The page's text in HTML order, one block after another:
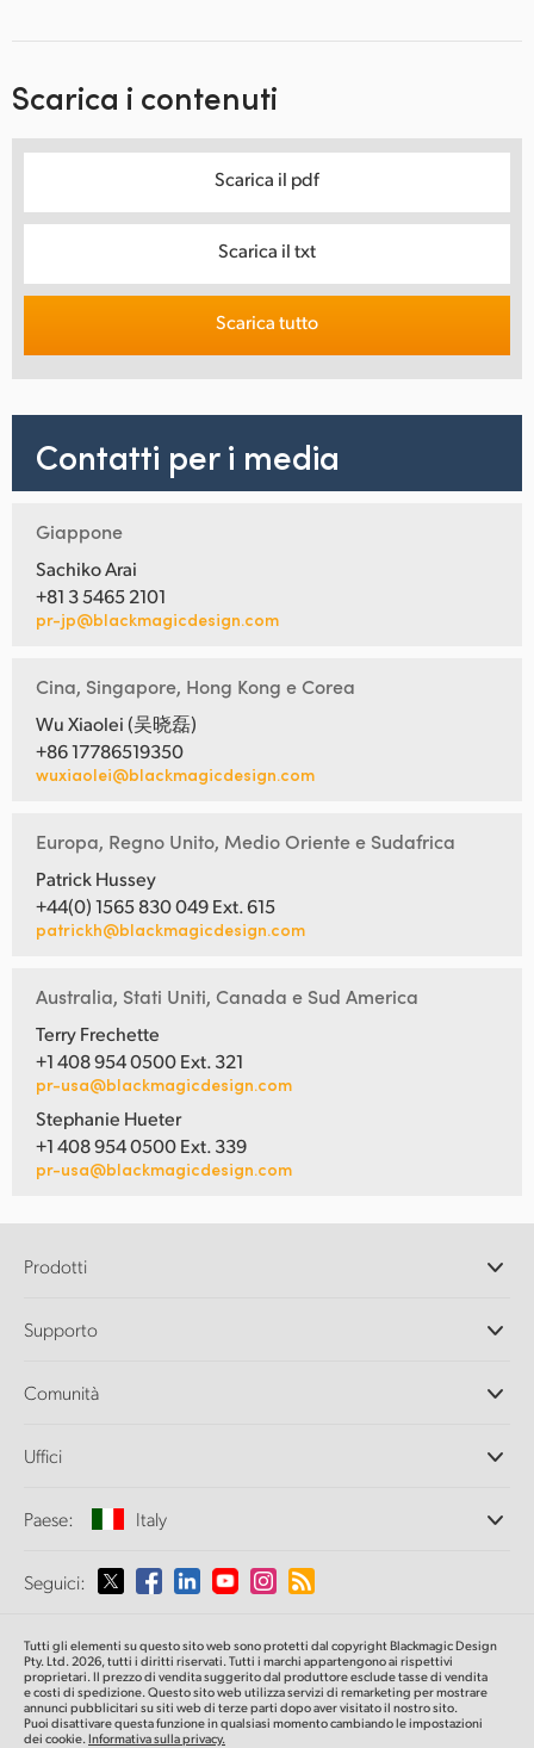
Scarica i contenuti
Scarica il pdf
Scarica il txt
Scarica tutto
Contatti per i media
Giappone
Sachiko Arai
+81 3 5465 2101
pr-jp@blackmagicdesign.com
Cina, Singapore, Hong Kong e Corea
Wu Xiaolei (吴晓磊)
+86 17786519350
wuxiaolei@blackmagicdesign.com
Europa, Regno Unito, Medio Oriente e Sudafrica
Patrick Hussey
+44(0) 1565 830 049 Ext. 615
patrickh@blackmagicdesign.com
Australia, Stati Uniti, Canada e Sud America
Terry Frechette
+1 408 954 0500 Ext. 321
pr-usa@blackmagicdesign.com
Stephanie Hueter
+1 408 954 0500 Ext. 339
pr-usa@blackmagicdesign.com
Prodotti
DaVinci Resolve e Fusion
Ultimatte
Acquisizione e riproduzione
Conversione di standard
Monitoraggio
Archiviazione in rete
Routing e distribuzione
Streaming e codifica
Supporto
Centro assistenza
Comunità
Uffici
Chi siamo
Media
Paese: Italy
Seleziona un Paese
Australia
Austria
Seguici:
Tutti gli elementi su questo sito web sono protetti dal copyright Blackmagic Design
Pty. Ltd. 2026, tutti i diritti riservati. Tutti i marchi appartengono ai rispettivi
proprietari. Il prezzo di vendita suggerito dal produttore esclude tasse di vendita
e costi di spedizione. Questo sito web utilizza servizi di remarketing per mostrare
annunci pubblicitari su siti web di terze parti dopo aver visitato il nostro sito.
Puoi disattivare questa funzione in qualsiasi momento cambiando le impostazioni
dei cookie. Informativa sulla privacy.